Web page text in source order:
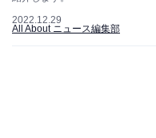
2022.12.29
All About ニュース編集部